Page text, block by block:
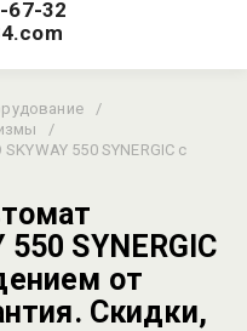
67-32
/
/
550 SYNERGIC с
550 SYNERGIC
от
Скидки,